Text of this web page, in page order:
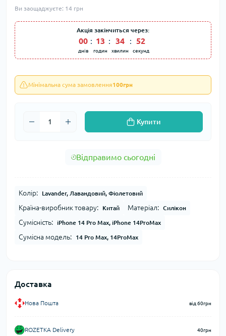
Ви заощаджуєте: 14 грн
Акція закінчиться через:
00
днів
: 13
годин
: 34
хвилин
: 50
секунд
Мінімальна сума замовлення100грн
Купити
Відправимо сьогодні
Колір: Lavander, Лавандовий, Фіолетовий
Країна-виробник товару: Китай Матеріал: Силікон
Сумісність: iPhone 14 Pro Max, iPhone 14ProMax
Сумісна модель: 14 Pro Max, 14ProMax
Доставка
Нова Пошта від 60грн
ROZETKA Delivery 40грн